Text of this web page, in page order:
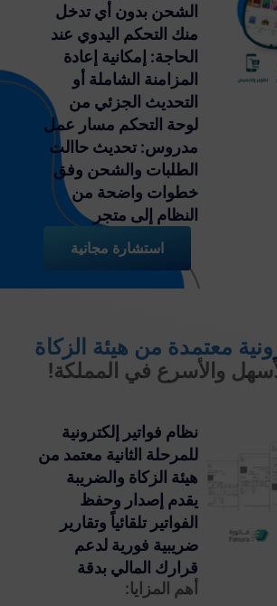
الشحن بدون أي تدخل
منك التحكم اليدوي عند
الحاجة: إمكانية إعادة
المزامنة الشاملة أو
التحديث الجزئي من
لوحة التحكم مسار عمل
مدروس: تحديث حاالت
الطلبات والشحن وفق
خطوات واضحة من
النظام إلى متجر
استشارة مجانية
معتمدة من هيئة الزكاة
والأسرع في المملكة!
نظام فواتير إلكترونية
للمرحلة الثانية معتمد من
هيئة الزكاة والضريبة
يقدم إصدار وحفظ
الفواتير تلقائياً وتقارير
ضريبية فورية لدعم
قرارك المالي بدقة
أهم المزايا: